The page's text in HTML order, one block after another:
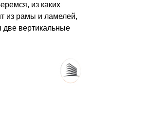
из каких
из рамы и ламелей,
две вертикальные